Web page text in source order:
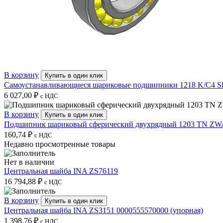
В корзину Купить в один клик
Самоустанавливающиеся шариковые подшипники 1218 K/C4
6 027,00 ₽ с НДС
В корзину Купить в один клик
Подшипник шариковый сферический двухрядный 1203 TN
160,74 ₽ с НДС
Недавно просмотренные товары
Нет в наличии
Центральная шайба INA ZS76119
16 794,88 ₽ с НДС
В корзину Купить в один клик
Центральная шайба INA ZS3151 0000555570000 (упорная)
1 398,76 ₽ с НДС